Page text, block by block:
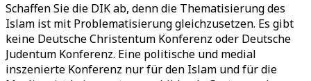
Schaffen Sie die DIK ab, denn die Thematisierung des
Islam ist mit Problematisierung gleichzusetzen. Es gibt
keine Deutsche Christentum Konferenz oder Deutsche
Judentum Konferenz. Eine politische und medial
inszenierte Konferenz nur für den Islam und für die